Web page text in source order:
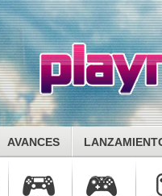
AVANCES